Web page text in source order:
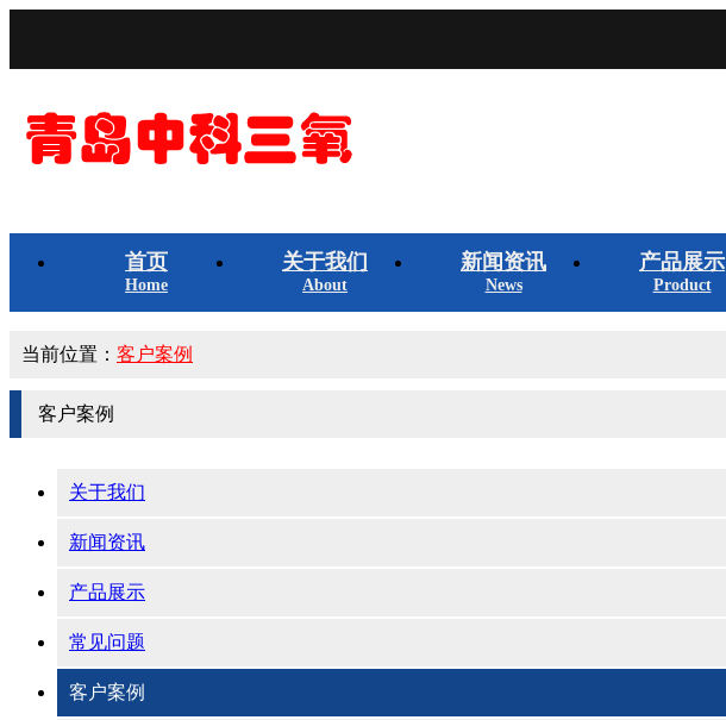
首页
Home
关于我们
About
新闻资讯
News
产品展示
Product
当前位置： 客户案例
客户案例
关于我们
新闻资讯
产品展示
常见问题
客户案例